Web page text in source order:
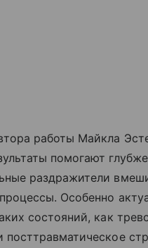
работы Майкла
помогают
раздражители
Особенно
состояний, как
посттравматическое